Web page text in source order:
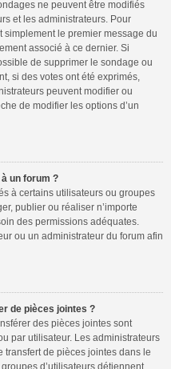
ne peuvent être modifiés
et les administrateurs. Pour
le premier message du
associé à ce dernier. Si
de supprimer le sondage ou
si des votes ont été exprimés,
peuvent modifier ou
de modifier les options d’un
un forum ?
à certains utilisateurs ou groupes
publier ou réaliser n’importe
des permissions adéquates.
ou un administrateur du forum afin
de pièces jointes ?
des pièces jointes sont
par utilisateur. Les administrateurs
transfert de pièces jointes dans le
d’utilisateurs détiennent